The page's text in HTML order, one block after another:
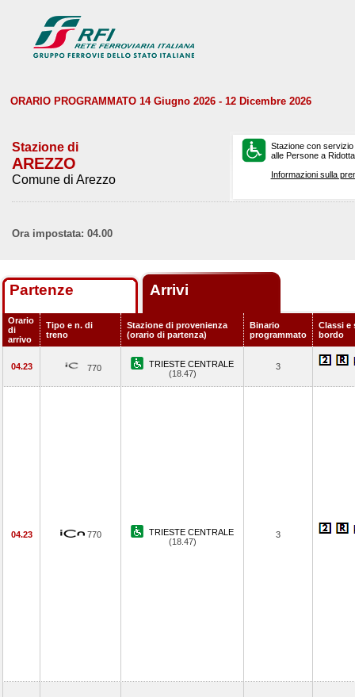
ORARIO PROGRAMMATO 14 Giugno 2026 - 12 Dicembre 2026
Stazione di
AREZZO
Comune di Arezzo
Stazione con
alle Persone a
Informazioni sulla
Ora impostata: 04.00
Partenze Arrivi
Orario
di
arrivo
Tipo e n. di
treno
Stazione di provenienza
(orario di partenza)
Binario
programmato
Classi e
bordo
04.23 770
TRIESTE CENTRALE
(18.47)
3
04.23 770
TRIESTE CENTRALE
(18.47)
3